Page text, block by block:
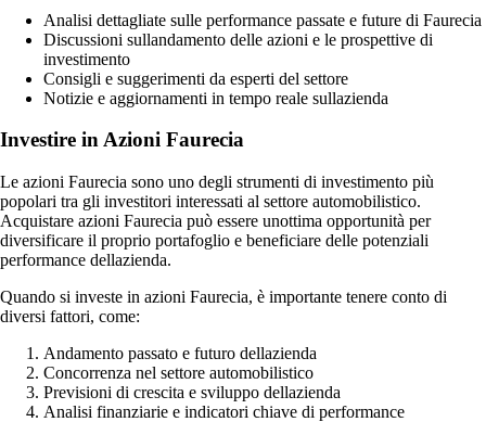
Analisi dettagliate sulle performance passate e future di Faurecia
Discussioni sullandamento delle azioni e le prospettive di
investimento
Consigli e suggerimenti da esperti del settore
Notizie e aggiornamenti in tempo reale sullazienda
Investire in Azioni Faurecia
Le azioni Faurecia sono uno degli strumenti di investimento più
popolari tra gli investitori interessati al settore automobilistico.
Acquistare azioni Faurecia può essere unottima opportunità per
diversificare il proprio portafoglio e beneficiare delle potenziali
performance dellazienda.
Quando si investe in azioni Faurecia, è importante tenere conto di
diversi fattori, come:
Andamento passato e futuro dellazienda
Concorrenza nel settore automobilistico
Previsioni di crescita e sviluppo dellazienda
Analisi finanziarie e indicatori chiave di performance